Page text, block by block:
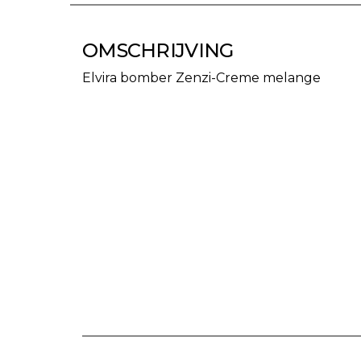
OMSCHRIJVING
Elvira bomber Zenzi-Creme melange